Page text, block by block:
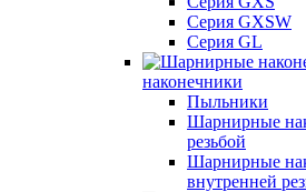
Серия GXSW
Серия GL
наконечники
Пыльники
Шарнирные
резьбой
Шарнирные
внутренней